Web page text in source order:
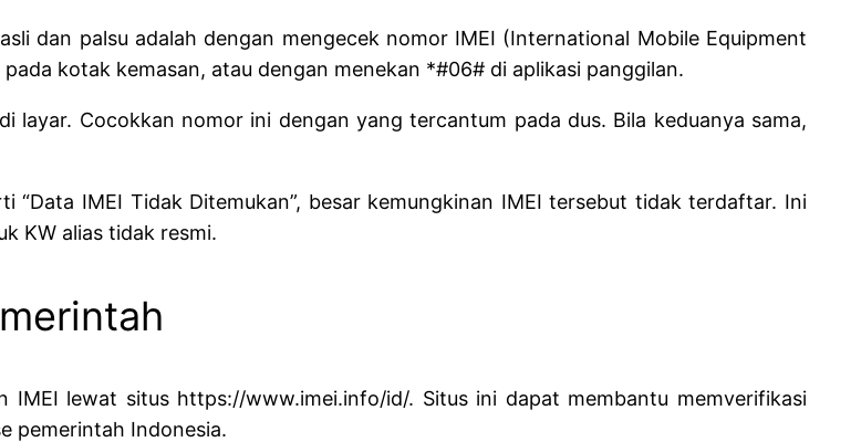
dan palsu adalah dengan mengecek nomor IMEI (International Mobile Equipment
kotak kemasan, atau dengan menekan *#06# di aplikasi panggilan.
layar. Cocokkan nomor ini dengan yang tercantum pada dus. Bila keduanya sama,
IMEI Tidak Ditemukan”, besar kemungkinan IMEI tersebut tidak terdaftar. Ini
KW alias tidak resmi.
IMEI lewat situs https://www.imei.info/id/. Situs ini dapat membantu memverifikasi
pemerintah Indonesia.